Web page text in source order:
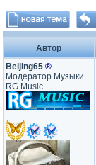
Автор
Beijing65 ®
Модератор Музыки
RG Music